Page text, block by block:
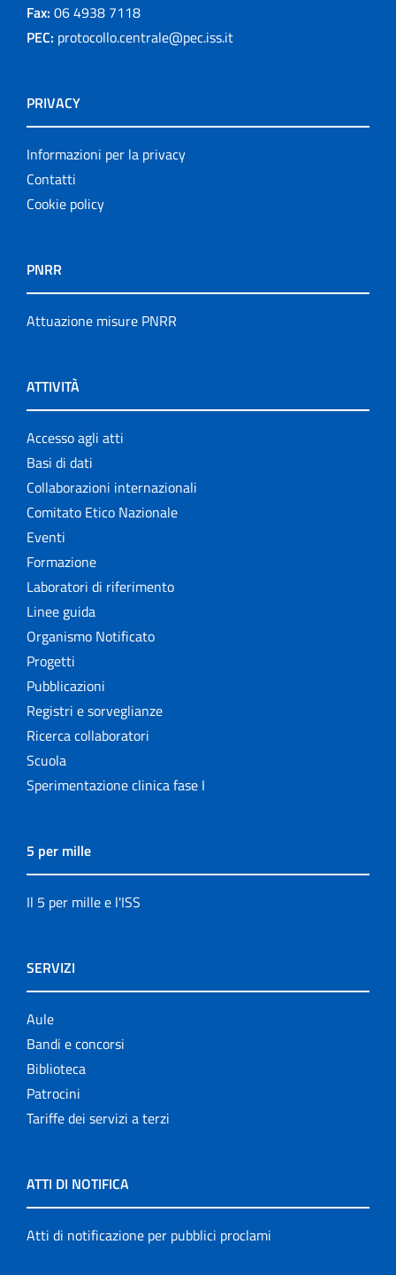
Fax: 06 4938 7118
PEC: protocollo.centrale@pec.iss.it
PRIVACY
Informazioni per la privacy
Contatti
Cookie policy
PNRR
Attuazione misure PNRR
ATTIVITÀ
Accesso agli atti
Basi di dati
Collaborazioni internazionali
Comitato Etico Nazionale
Eventi
Formazione
Laboratori di riferimento
Linee guida
Organismo Notificato
Progetti
Pubblicazioni
Registri e sorveglianze
Ricerca collaboratori
Scuola
Sperimentazione clinica fase I
5 per mille
Il 5 per mille e l'ISS
SERVIZI
Aule
Bandi e concorsi
Biblioteca
Patrocini
Tariffe dei servizi a terzi
ATTI DI NOTIFICA
Atti di notificazione per pubblici proclami